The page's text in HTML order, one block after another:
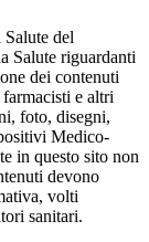
del
Salute riguardanti
dei contenuti
e altri
foto, disegni,
Medico-
in questo sito non
devono
volti
sanitari.